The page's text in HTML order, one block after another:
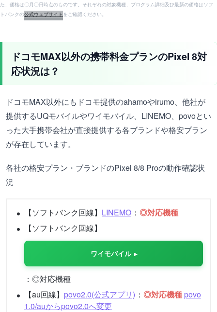
た、価格は〇月〇日時点のものです。それぞれの対象機種、プログラム詳細及び最新の価格はソフ
トバンクの公式ウェブサイト をご確認ください。
ドコモMAX以外の携帯料金プランのPixel 8対
応状況は？
ドコモMAX以外にもドコモ提供のahamoやirumo、他社が
提供するUQモバイルやワイモバイル、LINEMO、povoとい
った大手携帯会社が直接提供する各ブランドや格安プラン
が存在しています。
各社の格安プラン・ブランドのPixel 8/8 Proの動作確認状
況
【ソフトバンク回線】 LINEMO ： ◎対応機種
【ソフトバンク回線】
ワイモバイル
：◎対応機種
【au回線】 povo2.0(公式アプリ) ： ◎対応機種 povo
1.0/auからpovo2.0へ変更